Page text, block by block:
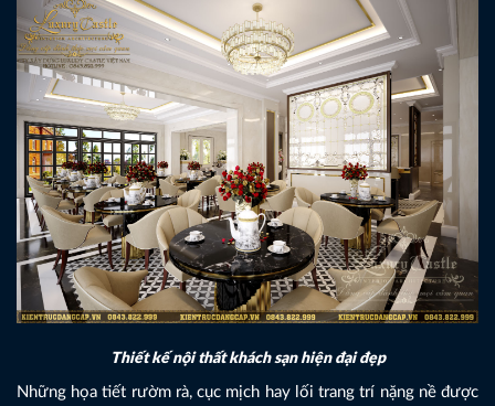
Thiết kế nội thất khách sạn hiện đại đẹp
Những họa tiết rườm rà, cục mịch hay lối trang trí nặng nề được